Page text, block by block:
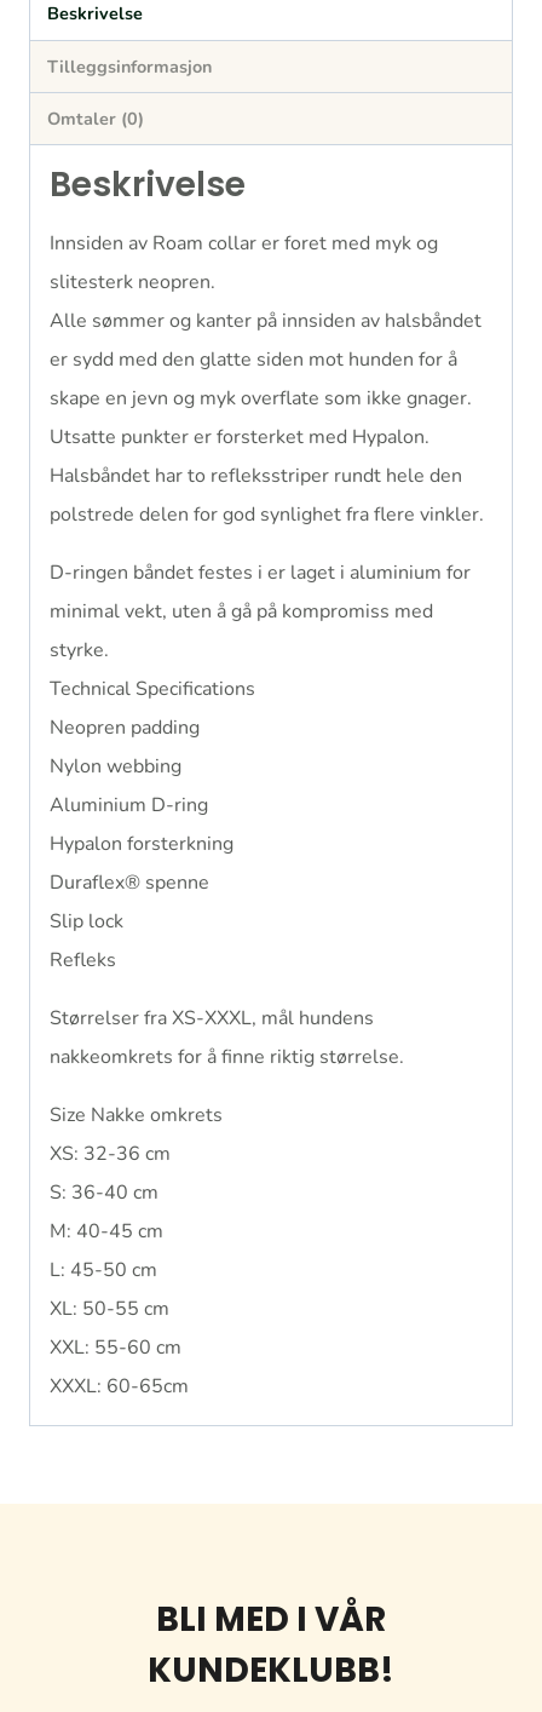
Beskrivelse
Tilleggsinformasjon
Omtaler (0)
Beskrivelse
Innsiden av Roam collar er foret med myk og
slitesterk neopren.
Alle sømmer og kanter på innsiden av halsbåndet
er sydd med den glatte siden mot hunden for å
skape en jevn og myk overflate som ikke gnager.
Utsatte punkter er forsterket med Hypalon.
Halsbåndet har to refleksstriper rundt hele den
polstrede delen for god synlighet fra flere vinkler.
D-ringen båndet festes i er laget i aluminium for
minimal vekt, uten å gå på kompromiss med
styrke.
Technical Specifications
Neopren padding
Nylon webbing
Aluminium D-ring
Hypalon forsterkning
Duraflex® spenne
Slip lock
Refleks
Størrelser fra XS-XXXL, mål hundens
nakkeomkrets for å finne riktig størrelse.
Size Nakke omkrets
XS: 32-36 cm
S: 36-40 cm
M: 40-45 cm
L: 45-50 cm
XL: 50-55 cm
XXL: 55-60 cm
XXXL: 60-65cm
BLI MED I VÅR
KUNDEKLUBB!